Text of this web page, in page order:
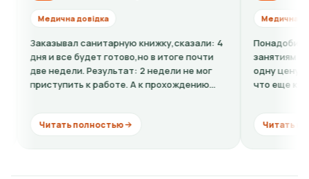
довідка
санитарную книжку,сказали: 4
и все будет готово,но в итоге почти
недели. Результат: 2 недели не мог
к работе. А к прохождению
полностью
Медична довідка
Понадобилась
занятиям спортом.
одну цену, по факту
что еще к стоимости
Читать полностью